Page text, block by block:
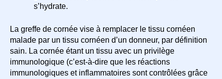
s’hydrate.
La greffe de cornée vise à remplacer le tissu cornéen
malade par un tissu cornéen d’un donneur, par définition
sain. La cornée étant un tissu avec un privilège
immunologique (c’est-à-dire que les réactions
immunologiques et inflammatoires sont contrôlées grâce